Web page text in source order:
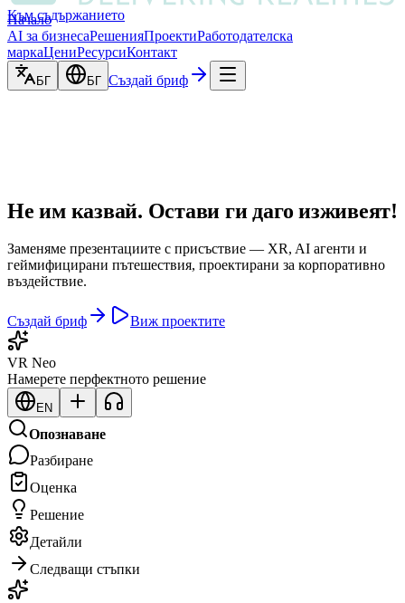
Към съдържанието
Начало
AI за бизнесаРешенияПроектиРаботодателска
маркаЦениРесурсиКонтакт
БГ БГ Създай бриф
Не им казвай. Остави ги даго изживеят!
Заменяме презентациите с присъствие — XR, AI агенти и
геймифицирани пътешествия, проектирани за корпоративно
въздействие.
Създай бриф Виж проектите
VR Neo
Намерете перфектното решение
EN
Опознаване
Разбиране
Оценка
Решение
Детайли
Следващи стъпки